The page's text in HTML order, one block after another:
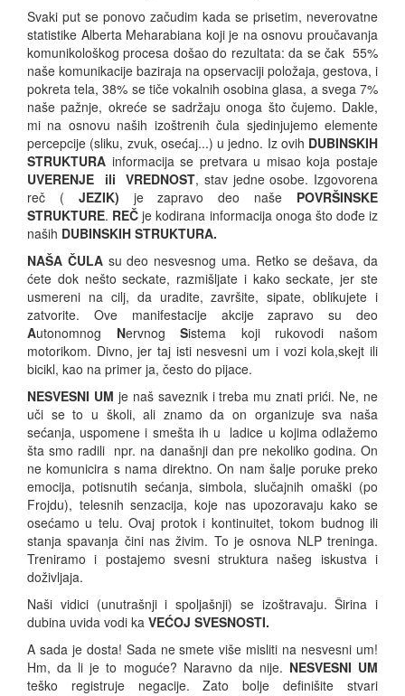
Svaki put se ponovo začudim kada se prisetim, neverovatne
statistike Alberta Meharabiana koji je na osnovu proučavanja
komunikološkog procesa došao do rezultata: da se čak 55%
naše komunikacije baziraja na opservaciji položaja, gestova, i
pokreta tela, 38% se tiče vokalnih osobina glasa, a svega 7%
naše pažnje, okreće se sadržaju onoga što čujemo. Dakle,
mi na osnovu naših izoštrenih čula sjedinjujemo elemente
percepcije (sliku, zvuk, osećaj...) u jedno. Iz ovih DUBINSKIH
STRUKTURA informacija se pretvara u misao koja postaje
UVERENJE ili VREDNOST, stav jedne osobe. Izgovorena
reč ( JEZIK) je zapravo deo naše POVRŠINSKE
STRUKTURE. REČje kodirana informacija onoga što dođe iz
naših DUBINSKIH STRUKTURA.
NAŠA ČULAsu deo nesvesnog uma. Retko se dešava, da
ćete dok nešto seckate, razmišljate i kako seckate, jer ste
usmereni na cilj, da uradite, završite, sipate, oblikujete i
zatvorite. Ove manifestacije akcije zapravo su deo
Autonomnog NervnogSistema koji rukovodi našom
motorikom. Divno, jer taj isti nesvesni um i vozi kola,skejt ili
bicikl, kao na primer ja, često do pijace.
NESVESNI UM je naš saveznik i treba mu znati prići. Ne, ne
uči se to u školi, ali znamo da on organizuje sva naša
sećanja, uspomene i smešta ih u ladice u kojima odlažemo
šta smo radili npr. na današnji dan pre nekoliko godina. On
ne komunicira s nama direktno. On nam šalje poruke preko
emocija, potisnutih sećanja, simbola, slučajnih omaški (po
Frojdu), telesnih senzacija, koje nas upozoravaju kako se
osećamo u telu. Ovaj protok i kontinuitet, tokom budnog ili
stanja spavanja čini nas živim. To je osnova NLP treninga.
Treniramo i postajemo svesni struktura našeg iskustva i
doživljaja.
Naši vidici (unutrašnji i spoljašnji) se izoštravaju. Širina i
dubina uvida vodi ka VEĆOJ SVESNOSTI.
A sada je dosta! Sada ne smete više misliti na nesvesni um!
Hm, da li je to moguće? Naravno da nije. NESVESNI UM
teško registruje negacije. Zato bolje definišite stvari